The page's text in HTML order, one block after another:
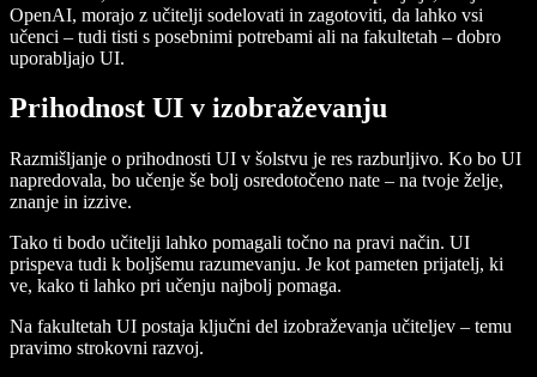
OpenAI, morajo z učitelji sodelovati in zagotoviti, da lahko vsi
učenci – tudi tisti s posebnimi potrebami ali na fakultetah – dobro
uporabljajo UI.
Prihodnost UI v izobraževanju
Razmišljanje o prihodnosti UI v šolstvu je res razburljivo. Ko bo UI
napredovala, bo učenje še bolj osredotočeno nate – na tvoje želje,
znanje in izzive.
Tako ti bodo učitelji lahko pomagali točno na pravi način. UI
prispeva tudi k boljšemu razumevanju. Je kot pameten prijatelj, ki
ve, kako ti lahko pri učenju najbolj pomaga.
Na fakultetah UI postaja ključni del izobraževanja učiteljev – temu
pravimo strokovni razvoj.